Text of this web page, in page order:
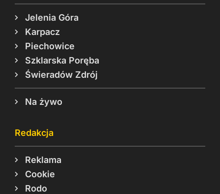
Jelenia Góra
Karpacz
Piechowice
Szklarska Poręba
Świeradów Zdrój
Na żywo
Redakcja
Reklama
Cookie
Rodo